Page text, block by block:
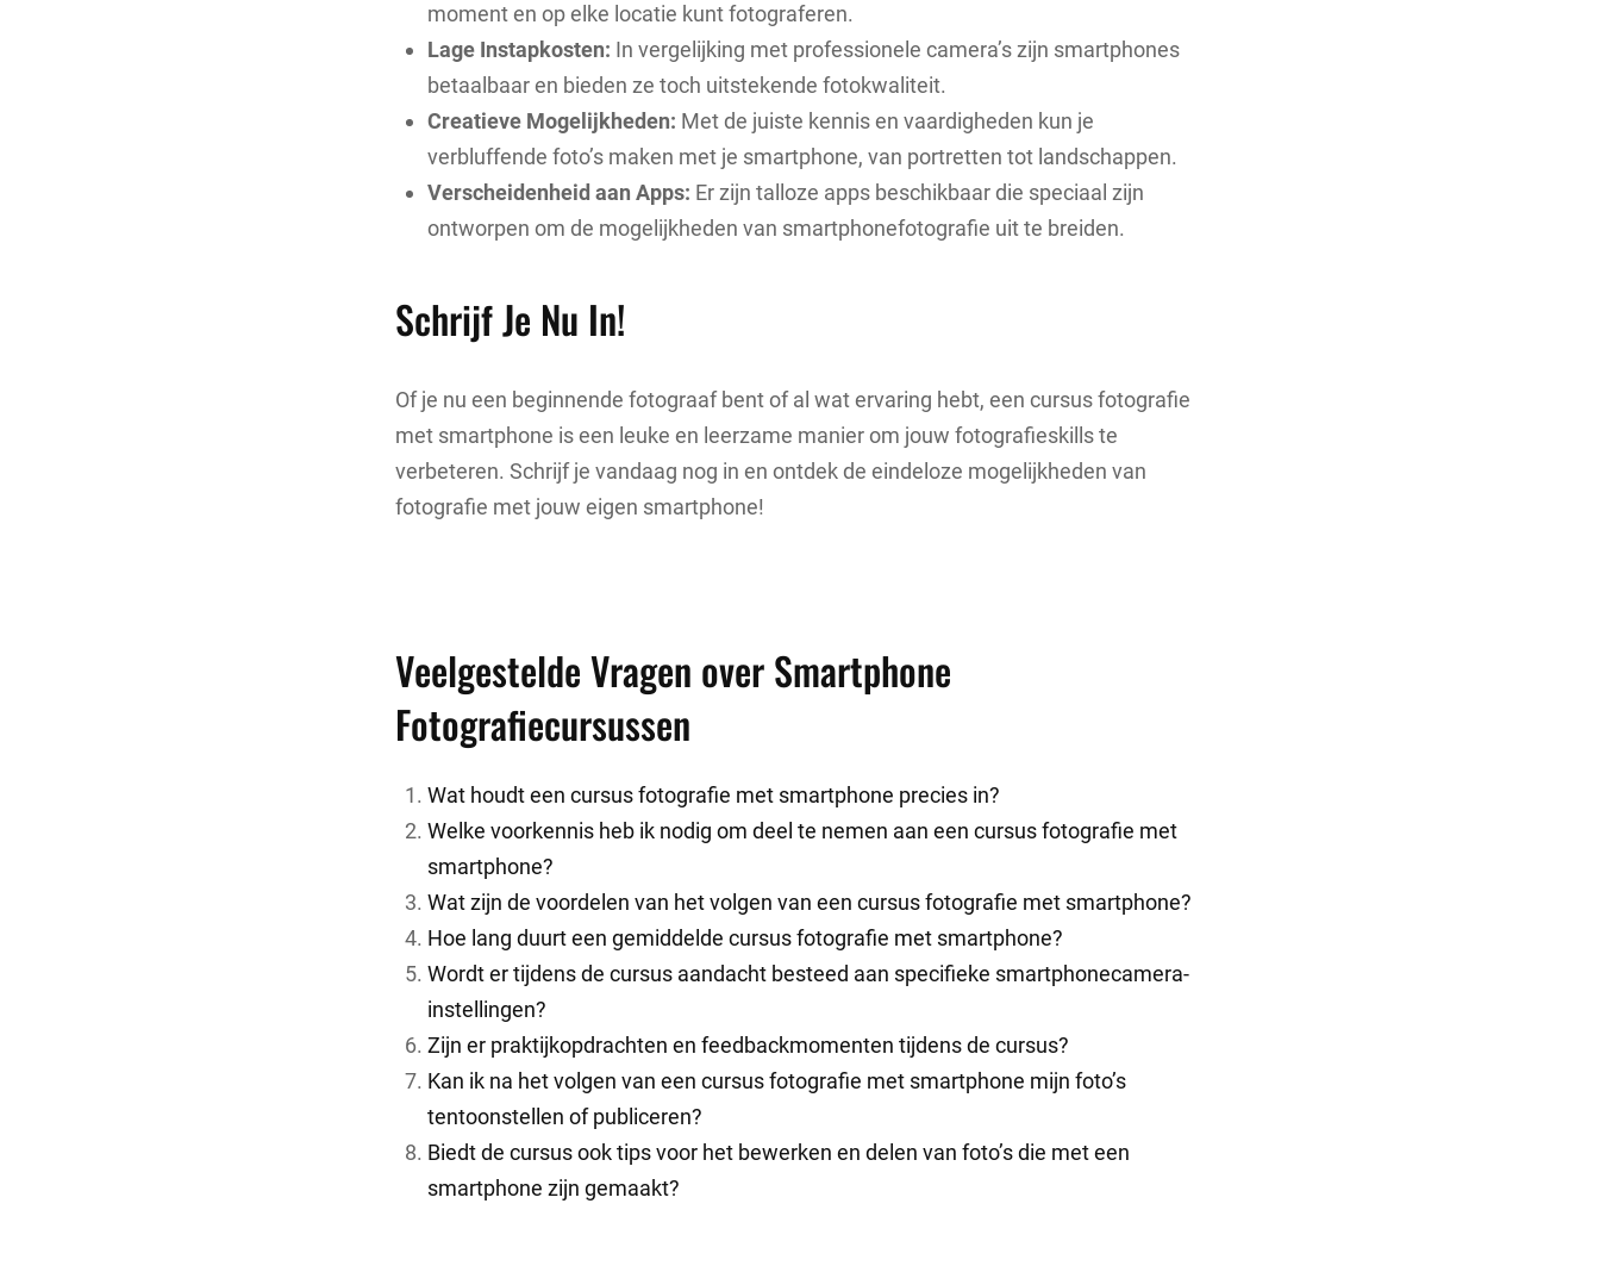
moment en op elke locatie kunt fotograferen.
Lage Instapkosten: In vergelijking met professionele camera’s zijn smartphones
betaalbaar en bieden ze toch uitstekende fotokwaliteit.
Creatieve Mogelijkheden: Met de juiste kennis en vaardigheden kun je
verbluffende foto’s maken met je smartphone, van portretten tot landschappen.
Verscheidenheid aan Apps: Er zijn talloze apps beschikbaar die speciaal zijn
ontworpen om de mogelijkheden van smartphonefotografie uit te breiden.
Schrijf Je Nu In!
Of je nu een beginnende fotograaf bent of al wat ervaring hebt, een cursus fotografie
met smartphone is een leuke en leerzame manier om jouw fotografieskills te
verbeteren. Schrijf je vandaag nog in en ontdek de eindeloze mogelijkheden van
fotografie met jouw eigen smartphone!
Veelgestelde Vragen over Smartphone
Fotografiecursussen
Wat houdt een cursus fotografie met smartphone precies in?
Welke voorkennis heb ik nodig om deel te nemen aan een cursus fotografie met
smartphone?
Wat zijn de voordelen van het volgen van een cursus fotografie met smartphone?
Hoe lang duurt een gemiddelde cursus fotografie met smartphone?
Wordt er tijdens de cursus aandacht besteed aan specifieke smartphonecamera-
instellingen?
Zijn er praktijkopdrachten en feedbackmomenten tijdens de cursus?
Kan ik na het volgen van een cursus fotografie met smartphone mijn foto’s
tentoonstellen of publiceren?
Biedt de cursus ook tips voor het bewerken en delen van foto’s die met een
smartphone zijn gemaakt?